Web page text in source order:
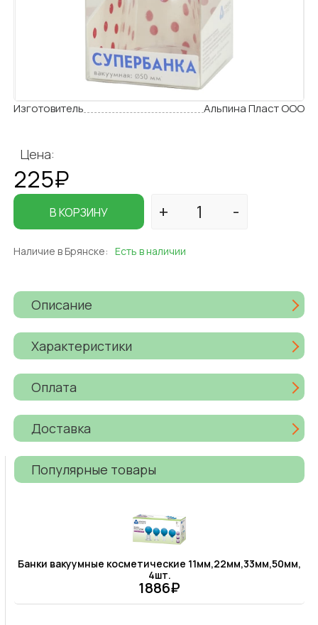
Изготовитель Альпина Пласт ООО
Цена:
225₽
В КОРЗИНУ
Наличие в Брянске: Есть в наличии
Описание
Характеристики
Оплата
Доставка
Популярные товары
Банки вакуумные косметические 11мм,22мм,33мм,50мм,
4шт.
1886₽